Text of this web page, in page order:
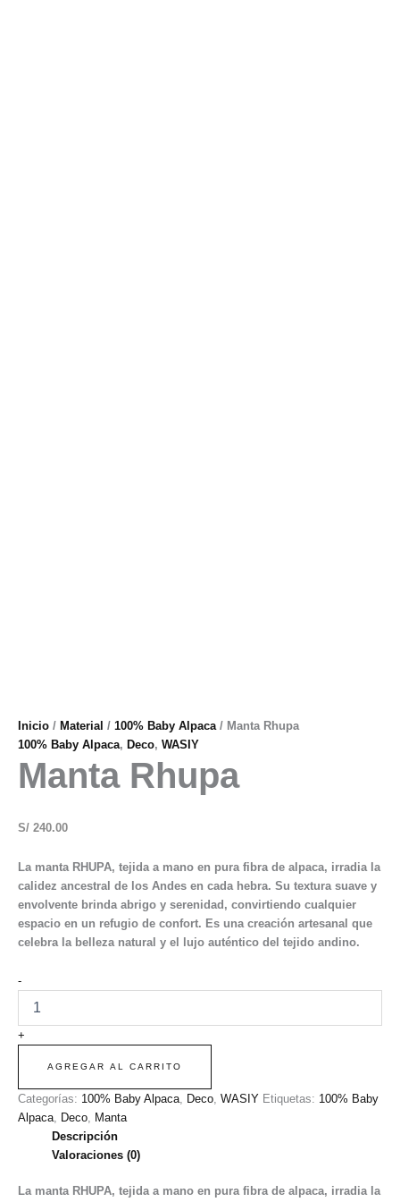
Inicio / Material / 100% Baby Alpaca/ Manta Rhupa
100% Baby Alpaca, Deco, WASIY
Manta Rhupa
S/ 240.00
La manta RHUPA, tejida a mano en pura fibra de alpaca, irradia la
calidez ancestral de los Andes en cada hebra. Su textura suave y
envolvente brinda abrigo y serenidad, convirtiendo cualquier
espacio en un refugio de confort. Es una creación artesanal que
celebra la belleza natural y el lujo auténtico del tejido andino.
-
+
AGREGAR AL CARRITO
Categorías: 100% Baby Alpaca, Deco, WASIY Etiquetas: 100% Baby
Alpaca, Deco, Manta
Descripción
Valoraciones (0)
La manta RHUPA, tejida a mano en pura fibra de alpaca, irradia la